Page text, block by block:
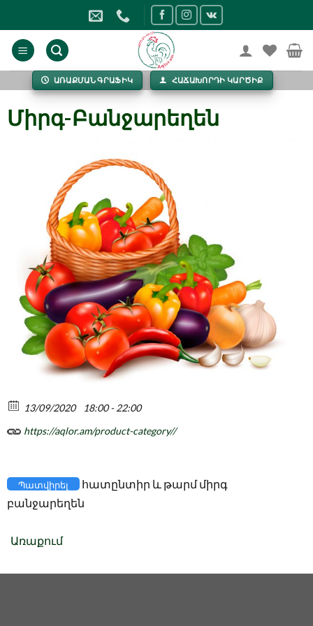
content
ԱՌԱՔՄԱՆ ԳՐԱՖԻԿ ՀԱՃԱԽՈՐԴԻ ԿԱՐԾԻՔ
Միրգ-Բանջարեղեն
13/09/2020
18:00 - 22:00
https://aqlor.am/product-category//
Պատվիրել
հատընտիր և թարմ միրգ
բանջարեղեն
Առաքում